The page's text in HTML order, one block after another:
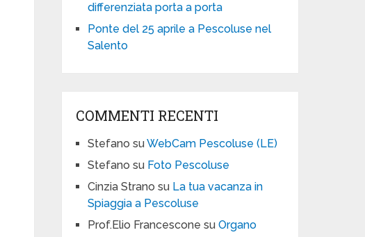
differenziata porta a porta
Ponte del 25 aprile a Pescoluse nel
Salento
COMMENTI RECENTI
Stefano suWebCam Pescoluse (LE)
Stefano su Foto Pescoluse
Cinzia Strano su La tua vacanza in
Spiaggia a Pescoluse
Prof.Elio Francescone suOrgano